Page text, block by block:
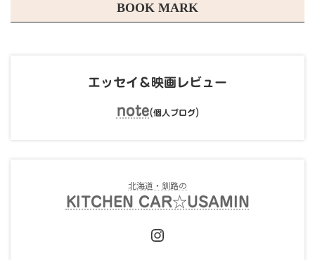
BOOK MARK
エッセイ＆映画レビュー
note(個人ブログ)
北海道・釧路の
KITCHEN CAR☆USAMIN
Instagram